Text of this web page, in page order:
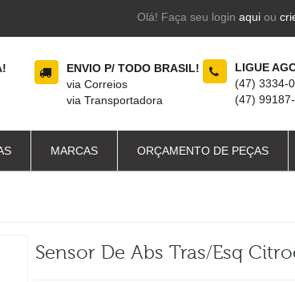
Olá! Faça seu login aquiou
ENVIO P/ TODO BRASIL!
via Correios
via Transportadora
LIGUE
(47) 3334-
(47)
MARCAS ORÇAMENTO DE PEÇAS
Sensor De Abs Tras/esq